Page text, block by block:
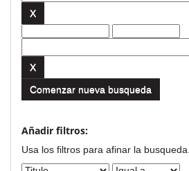
Comenzar nueva busqueda
Añadir filtros:
Usa los filtros para afinar la busqueda.